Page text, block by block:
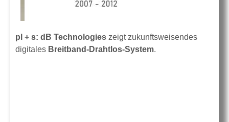
pl + s: dB Technologies zeigt zukunftsweisendes
digitales Breitband-Drahtlos-System.